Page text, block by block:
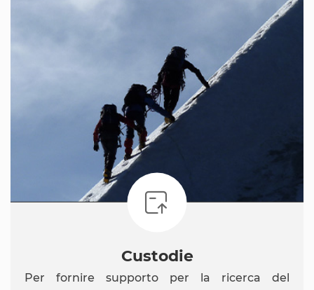

Custodie
Per fornire supporto per la ricerca del